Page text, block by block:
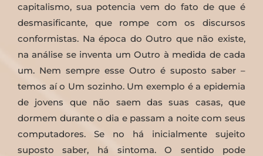
capitalismo, sua potencia vem do fato de que é
desmasificante, que rompe com os discursos
conformistas. Na época do Outro que não existe,
na análise se inventa um Outro à medida de cada
um. Nem sempre esse Outro é suposto saber –
temos aí o Um sozinho. Um exemplo é a epidemia
de jovens que não saem das suas casas, que
dormem durante o dia e passam a noite com seus
computadores. Se no há inicialmente sujeito
suposto saber, há sintoma. O sentido pode